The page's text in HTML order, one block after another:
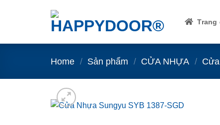
Trang
Home / Sản phẩm / CỬA NHỰA /